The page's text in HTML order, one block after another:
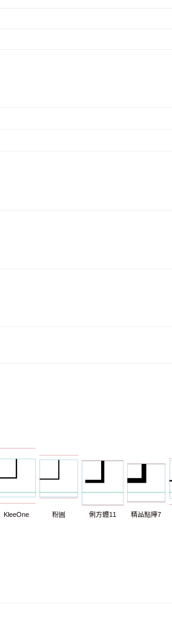
KleeOne 粉圓 俐方體11 精品點陣7